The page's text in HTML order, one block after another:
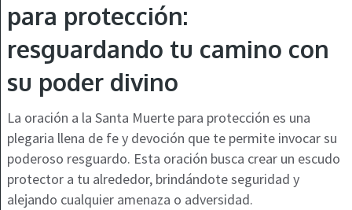
para protección:
resguardando tu camino con
su poder divino
La oración a la Santa Muerte para protección es una
plegaria llena de fe y devoción que te permite invocar su
poderoso resguardo. Esta oración busca crear un escudo
protector a tu alrededor, brindándote seguridad y
alejando cualquier amenaza o adversidad.